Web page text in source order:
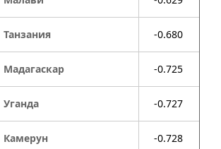
Танзания -0.680
Мадагаскар -0.725
Уганда -0.727
Камерун -0.728